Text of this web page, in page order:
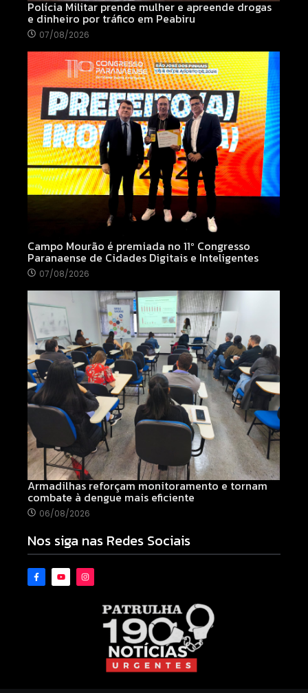
Polícia Militar prende mulher e apreende drogas
e dinheiro por tráfico em Peabiru
07/08/2026
Campo Mourão é premiada no 11º Congresso
Paranaense de Cidades Digitais e Inteligentes
07/08/2026
Armadilhas reforçam monitoramento e tornam
combate à dengue mais eficiente
06/08/2026
Nos siga nas Redes Sociais